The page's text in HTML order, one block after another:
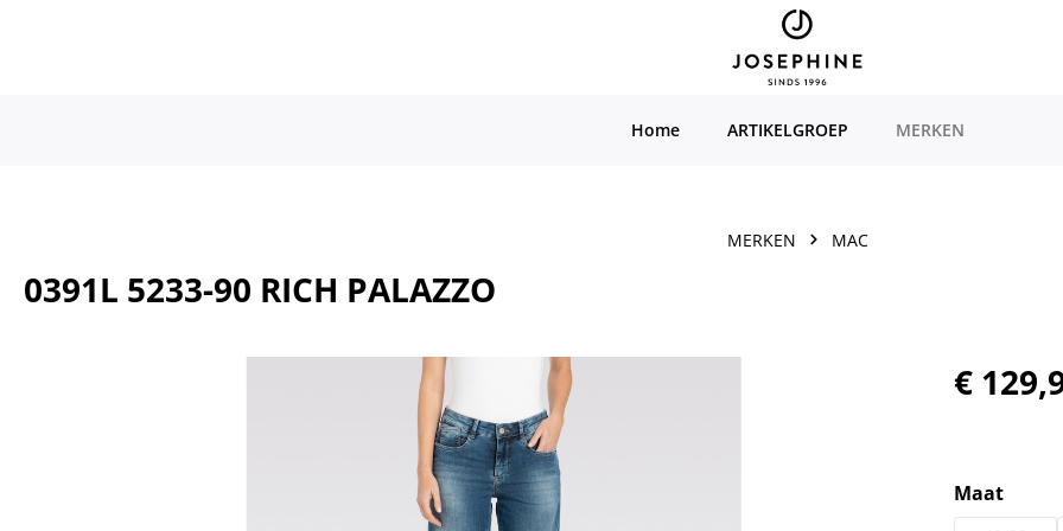
Home ARTIKELGROEP MERKEN
MERKEN MAC
0391L 5233-90 RICH PALAZZO
Normale prijs:
€
Selecteer
Maat